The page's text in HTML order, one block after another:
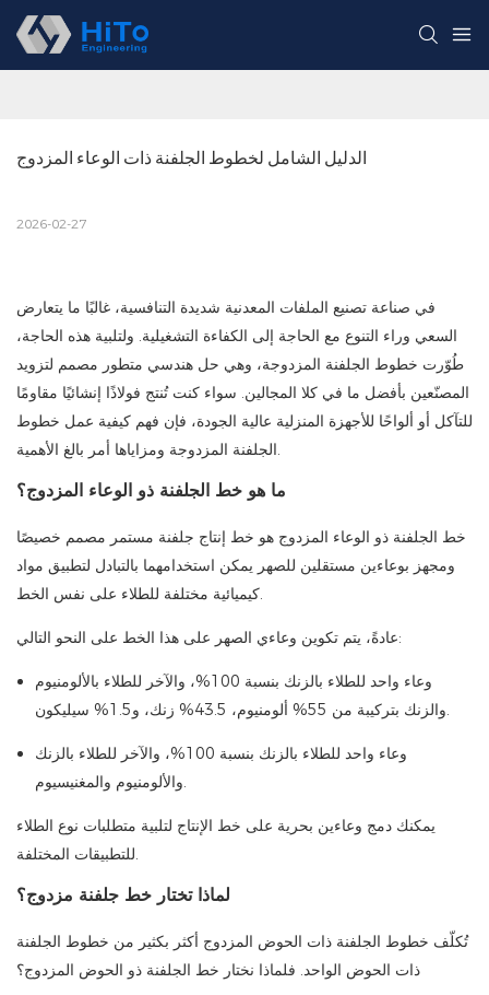
الدليل الشامل لخطوط الجلفنة ذات الوعاء المزدوج
2026-02-27
في صناعة تصنيع الملفات المعدنية شديدة التنافسية، غالبًا ما يتعارض
السعي وراء التنوع مع الحاجة إلى الكفاءة التشغيلية. ولتلبية هذه الحاجة،
طُوّرت خطوط الجلفنة المزدوجة، وهي حل هندسي متطور مصمم لتزويد
المصنّعين بأفضل ما في كلا المجالين. سواء كنت تُنتج فولاذًا إنشائيًا مقاومًا
للتآكل أو ألواحًا للأجهزة المنزلية عالية الجودة، فإن فهم كيفية عمل خطوط
الجلفنة المزدوجة ومزاياها أمر بالغ الأهمية.
ما هو خط الجلفنة ذو الوعاء المزدوج؟
خط الجلفنة ذو الوعاء المزدوج هو خط إنتاج جلفنة مستمر مصمم خصيصًا
ومجهز بوعاءين مستقلين للصهر يمكن استخدامهما بالتبادل لتطبيق مواد
كيميائية مختلفة للطلاء على نفس الخط.
عادةً، يتم تكوين وعاءي الصهر على هذا الخط على النحو التالي:
وعاء واحد للطلاء بالزنك بنسبة 100%، والآخر للطلاء بالألومنيوم
والزنك بتركيبة من 55% ألومنيوم، 43.5% زنك، و1.5% سيليكون.
وعاء واحد للطلاء بالزنك بنسبة 100%، والآخر للطلاء بالزنك
والألومنيوم والمغنيسيوم.
يمكنك دمج وعاءين بحرية على خط الإنتاج لتلبية متطلبات نوع الطلاء
للتطبيقات المختلفة.
لماذا تختار خط جلفنة مزدوج؟
تُكلّف خطوط الجلفنة ذات الحوض المزدوج أكثر بكثير من خطوط الجلفنة
ذات الحوض الواحد. فلماذا نختار خط الجلفنة ذو الحوض المزدوج؟